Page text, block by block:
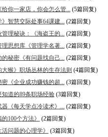
你一家店，你会怎么管... (5篇回复)
智慧交际处事64课建... (2篇回复)
理秘诀：《海盗王的... (2篇回复)
思想库《管理学名著... (2篇回复)
秘密《有问题找自己... (2篇回复)
猴》职场丛林的生存法则 (4篇回复)
《企业成功赚钱的超... (3篇回复)
道的89条职场经验(3篇回复)
《每天学点冷读术》... (2篇回复)
100个方法》
(2篇回复)
问题的心理学》
(3篇回复)